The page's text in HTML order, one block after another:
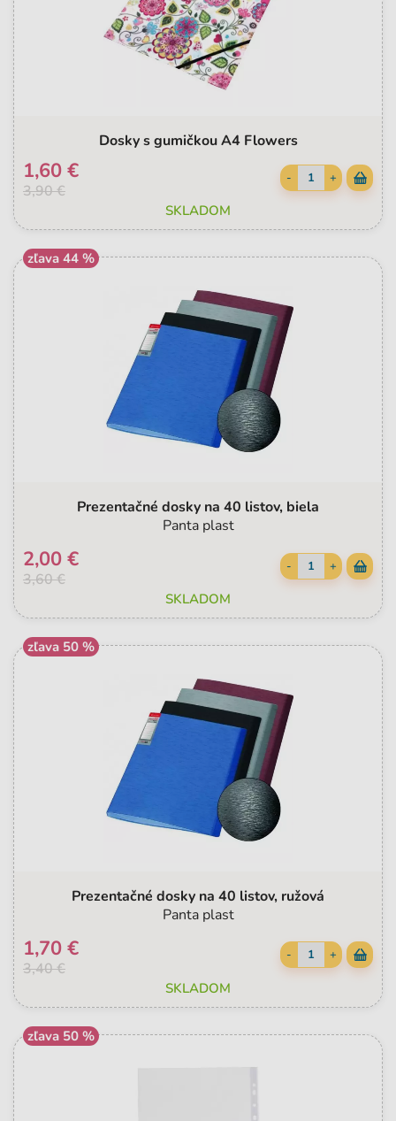
Dosky s gumičkou A4 Flowers
3,90 €
1,60 € - +
SKLADOM
zľava 44 %
Prezentačné dosky na 40 listov, biela
Panta plast
3,60 €
2,00 € - +
SKLADOM
zľava 50 %
Prezentačné dosky na 40 listov, ružová
Panta plast
3,40 €
1,70 € - +
SKLADOM
zľava 50 %